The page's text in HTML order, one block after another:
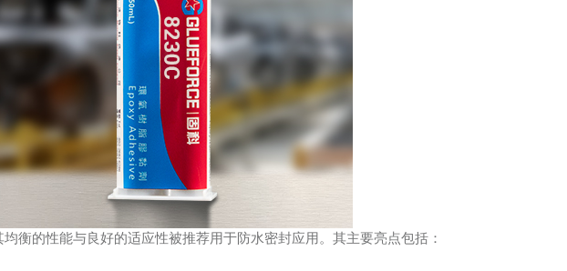
衡的性能与良好的适应性被推荐用于防水密封应用。其主要亮点包括：